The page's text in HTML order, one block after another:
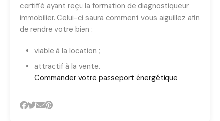
certifié ayant reçu la formation de diagnostiqueur
immobilier. Celui-ci saura comment vous aiguillez afin
de rendre votre bien :
viable à la location ;
attractif à la vente.
Commander votre passeport énergétique